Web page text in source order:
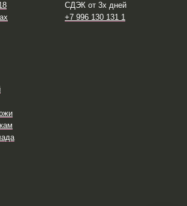
СДЭК от 3х дней
+7 996 130 131 1